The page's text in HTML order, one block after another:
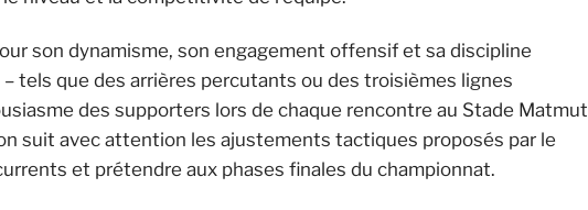
son dynamisme, son engagement offensif et sa discipline
tels que des arrières percutants ou des troisièmes lignes
des supporters lors de chaque rencontre au Stade Matmut
suit avec attention les ajustements tactiques proposés par le
et prétendre aux phases finales du championnat.